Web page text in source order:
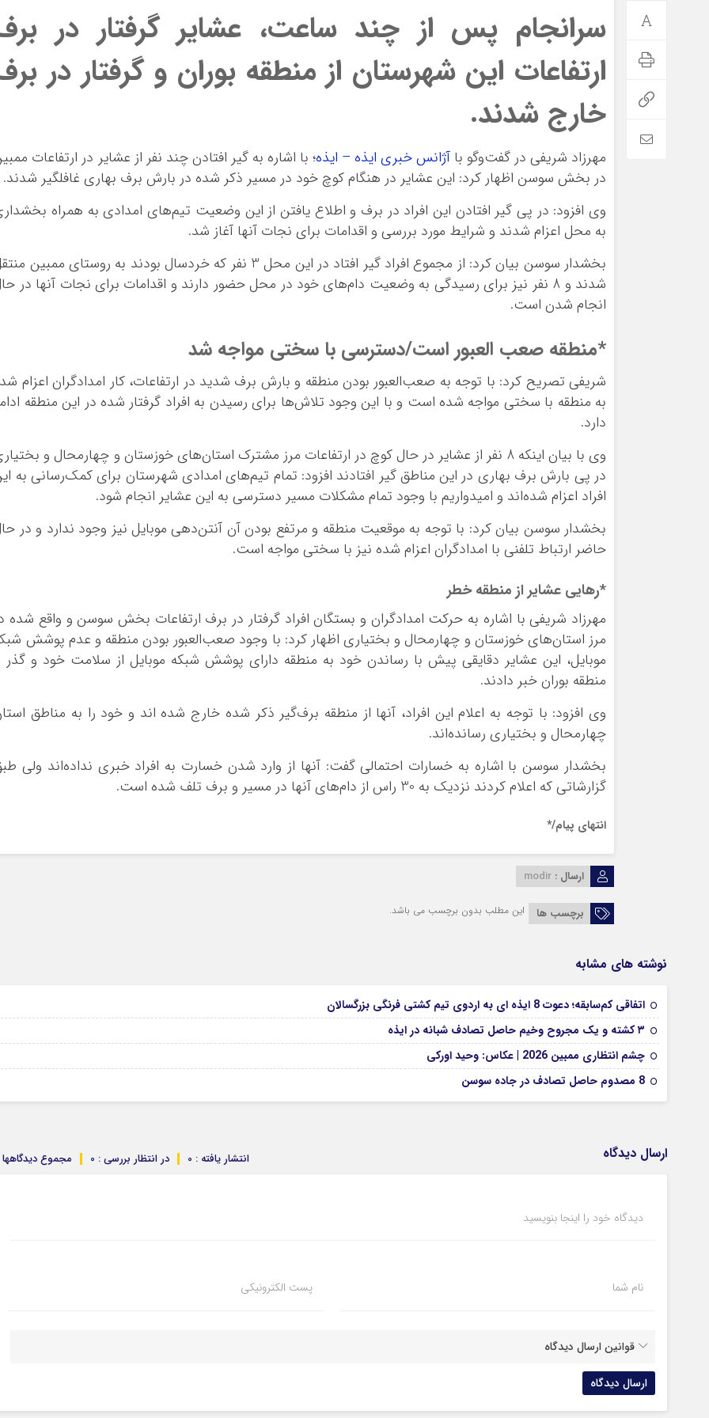
سرانجام پس از چند ساعت، عشایر گرفتار در
ارتفاعات این شهرستان از منطقه بوران و گرفتار در
خارج شدند.
مهرزاد شریفی در گفت‌و‌گو باآژانس خبری ایذه – ایذه؛ با اشاره به گیر افتادن چند نفر از عشایر در ارتفاعات
در بخش سوسن اظهار کرد: این عشایر در هنگام کوچ خود در مسیر ذکر شده در بارش برف بهاری غافلگیر شدند.
وی افزود: در پی گیر افتادن این افراد در برف و اطلاع یافتن از این وضعیت تیم‌های امدادی به همراه
به محل اعزام شدند و شرایط مورد بررسی و اقدامات برای نجات آنها آغاز شد.
بخشدار سوسن بیان کرد: از مجموع افراد گیر افتاد در این محل 3 نفر که خردسال بودند به روستای ممبین
شدند و 8 نفر نیز برای رسیدگی به وضعیت دام‌های خود در محل حضور دارند و اقدامات برای نجات آنها در
انجام شدن است.
*منطقه صعب العبور است/دسترسی با سختی مواجه شد
شریفی تصریح کرد: با توجه به صعب‌العبور بودن منطقه و بارش برف شدید در ارتفاعات، کار امدادگران اعزام
به منطقه با سختی مواجه شده است و با این وجود تلاش‌ها برای رسیدن به افراد گرفتار شده در این منطقه
دارد.
وی با بیان اینکه 8 نفر از عشایر در حال کوچ در ارتفاعات مرز مشترک استان‌های خوزستان و چهارمحال و
در پی بارش برف بهاری در این مناطق گیر افتادند افزود: تمام تیم‌های امدادی شهرستان برای کمک‌رسانی به
افراد اعزام شده‌اند و امیدواریم با وجود تمام مشکلات مسیر دسترسی به این عشایر انجام شود.
بخشدار سوسن بیان کرد: با توجه به موقعیت منطقه و مرتفع بودن آن آنتن‌دهی موبایل نیز وجود ندارد و در
حاضر ارتباط تلفنی با امدادگران اعزام شده نیز با سختی مواجه است.
*رهایی عشایر از منطقه خطر
مهرزاد شریفی با اشاره به حرکت امدادگران و بستگان افراد گرفتار در برف ارتفاعات بخش سوسن و واقع شده
مرز استان‌های خوزستان و چهارمحال و بختیاری اظهار کرد: با وجود صعب‌العبور بودن منطقه و عدم پوشش
موبایل، این عشایر دقایقی پیش با رساندن خود به منطقه دارای پوشش شبکه موبایل از سلامت خود و گذر
منطقه بوران خبر دادند.
وی افزود: با توجه به اعلام این افراد، آنها از منطقه برف‌گیر ذکر شده خارج شده اند و خود را به مناطق
چهارمحال و بختیاری رسانده‌اند.
بخشدار سوسن با اشاره به خسارات احتمالی گفت: آنها از وارد شدن خسارت به افراد خبری نداده‌اند ولی
گزارشاتی که اعلام کردند نزدیک به 30 راس از دام‌های آنها در مسیر و برف تلف شده است.
انتهای پیام/*
ارسال : modir
برچسب ها این مطلب بدون برچسب می باشد.
نوشته های مشابه
اتفاقی کم‌سابقه؛ دعوت 8 ایذه ای به اردوی تیم کشتی فرنگی بزرگسالان
۳ کشته و یک مجروح وخیم حاصل تصادف شبانه در ایذه
چشم انتظاری ممبین 2026 | عکاس: وحید اورکی
8 مصدوم حاصل تصادف در جاده سوسن
ارسال دیدگاه مجموع دیدگاهها : در انتظار بررسی : 0 انتشار یافته : 0
دیدگاه خود را اینجا بنویسید
نام شما پست الکترونیکی
قوانین ارسال دیدگاه